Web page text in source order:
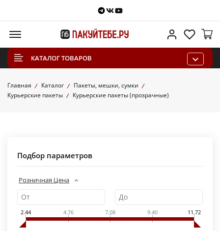
Telegram
VKontakte
Youtube
Личный
КАТАЛОГ ТОВАРОВ
Главная Каталог
Пакеты, мешки, сумки
Курьерские пакеты
Курьерские пакеты (прозрачные)
Подбор параметров
Розничная Цена
2.44 4.76 7.08 9.40 11.72